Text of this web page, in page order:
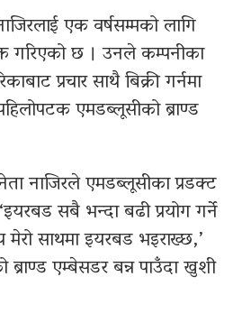
एक वर्षसम्मको लागि
गरिएको छ । उनले कम्पनीका
प्रचार साथै बिक्री गर्नमा
एमडब्लूसीको ब्राण्ड
नाजिरले एमडब्लूसीका प्रडक्ट
सबै भन्दा बढी प्रयोग गर्ने
साथमा इयरबड भइराख्छ,’
एम्बेसडर बन्न पाउँदा खुशी